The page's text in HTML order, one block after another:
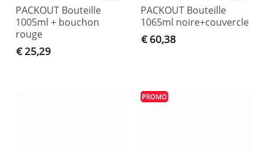
PACKOUT Bouteille
1005ml + bouchon
rouge
€ 25,29
PACKOUT Bouteille
1065ml noire+couvercle
€ 60,38
PROMO